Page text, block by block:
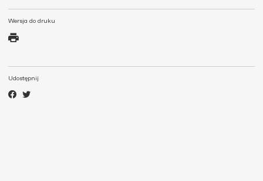
Wersja do druku
Udostępnij